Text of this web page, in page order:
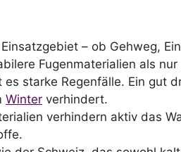
– ob Gehweg,
Fugenmaterialien als
es starke Regenfälle. Ein gut
Winter verhindert.
verhindern aktiv das